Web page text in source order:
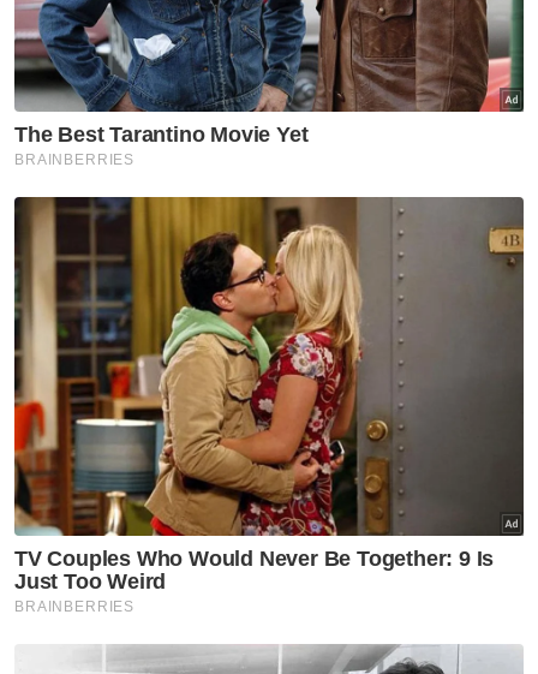
Jenayah
Bayi dibuang dalam sungai,
hospital dan klinik swasta akan
diperiksa